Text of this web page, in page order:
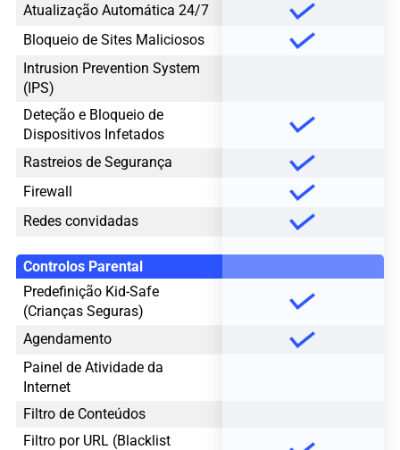
Atualização Automática 24/7
Bloqueio de Sites Maliciosos
Intrusion Prevention System
(IPS)
Deteção e Bloqueio de
Dispositivos Infetados
Rastreios de Segurança
Firewall
Redes convidadas
Controlos Parental
Predefinição Kid-Safe
(Crianças Seguras)
Agendamento
Painel de Atividade da
Internet
Filtro de Conteúdos
Filtro por URL (Blacklist